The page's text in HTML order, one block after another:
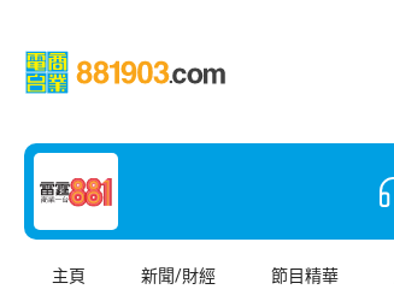
主頁 新聞/財經 節目精華